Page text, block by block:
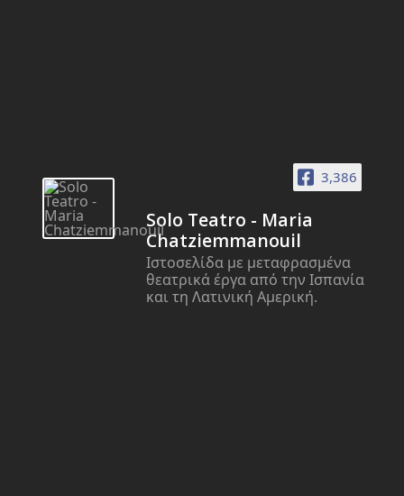
3,386
Solo Teatro - Maria
Chatziemmanouil
Ιστοσελίδα με μεταφρασμένα
θεατρικά έργα από την Ισπανία
και τη Λατινική Αμερική.